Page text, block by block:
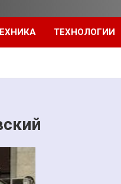
ТЕХНОЛОГИИ